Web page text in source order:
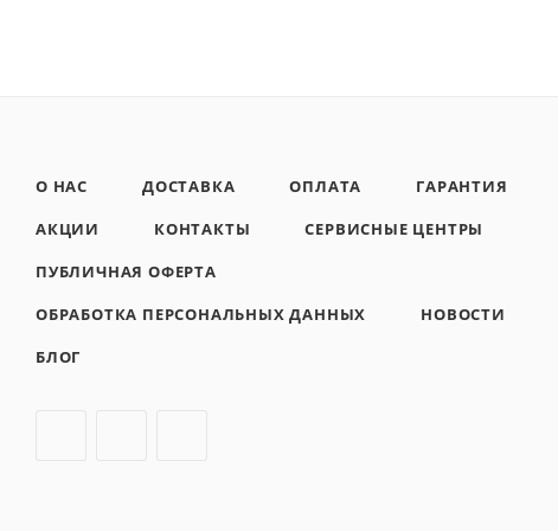
О НАС ДОСТАВКА ОПЛАТА
ГАРАНТИЯ
АКЦИИ
КОНТАКТЫ
СЕРВИСНЫЕ ЦЕНТРЫ
ПУБЛИЧНАЯ ОФЕРТА
ОБРАБОТКА ПЕРСОНАЛЬНЫХ ДАННЫХ
НОВОСТИ
БЛОГ